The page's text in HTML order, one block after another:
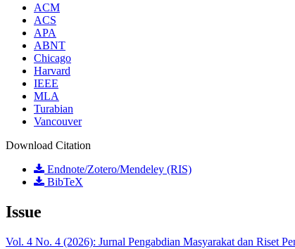
ACM
ACS
APA
ABNT
Chicago
Harvard
IEEE
MLA
Turabian
Vancouver
Download Citation
Endnote/Zotero/Mendeley (RIS)
BibTeX
Issue
Vol. 4 No. 4 (2026): Jurnal Pengabdian Masyarakat dan Riset